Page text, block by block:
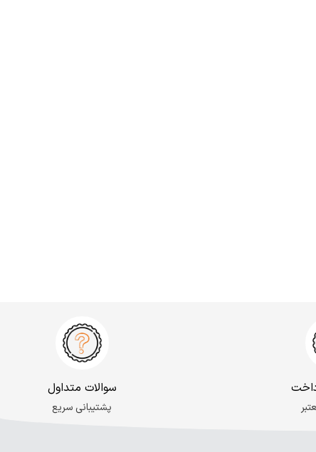
سوالات متداول
پشتیبانی سریع